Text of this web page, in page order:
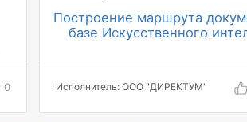
0
Построение маршрута
базе Искусственного
Исполнитель: ООО "ДИРЕКТУМ"